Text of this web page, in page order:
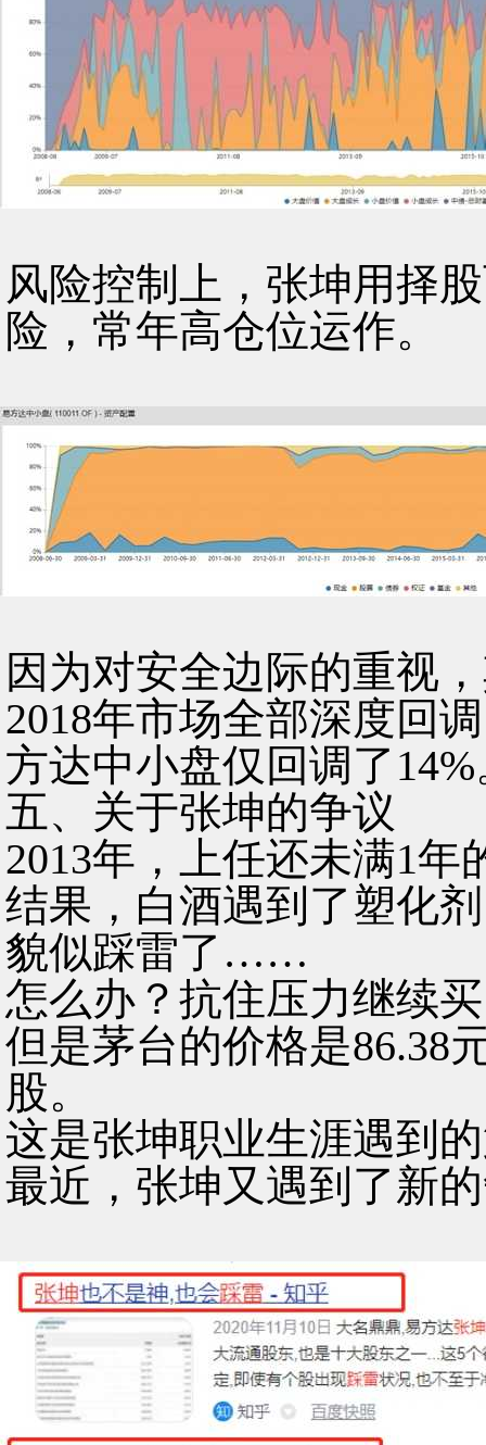
风险控制上，张坤用择
险，常年高仓位运作。
因为对安全边际的重视
2018年市场全部深度回
方达中小盘仅回调了14%
五、关于张坤的争议
2013年，上任还未满1
结果，白酒遇到了塑化
貌似踩雷了……
怎么办？抗住压力继续
但是茅台的价格是86.38
股。
这是张坤职业生涯遇到
最近，张坤又遇到了新